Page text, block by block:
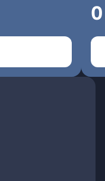
0